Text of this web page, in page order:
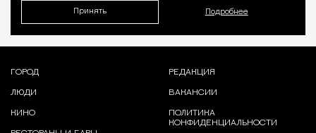
Принять Подробнее
ГОРОД
ЛЮДИ
КИНО
РЕДАКЦИЯ
ВАКАНСИИ
ПОЛИТИКА
КОНФИДЕНЦИАЛЬНОСТИ